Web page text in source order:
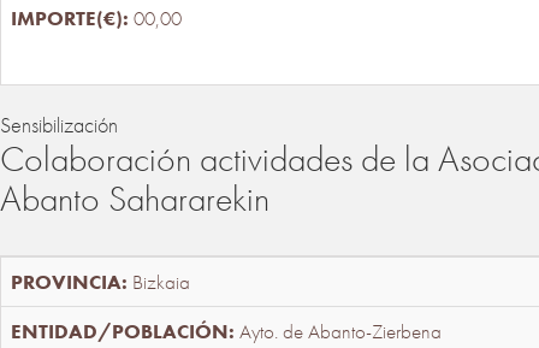
00,00
Sensibilización
Colaboración actividades de la
Abanto Sahararekin
Bizkaia
Ayto. de Abanto-Zierbena